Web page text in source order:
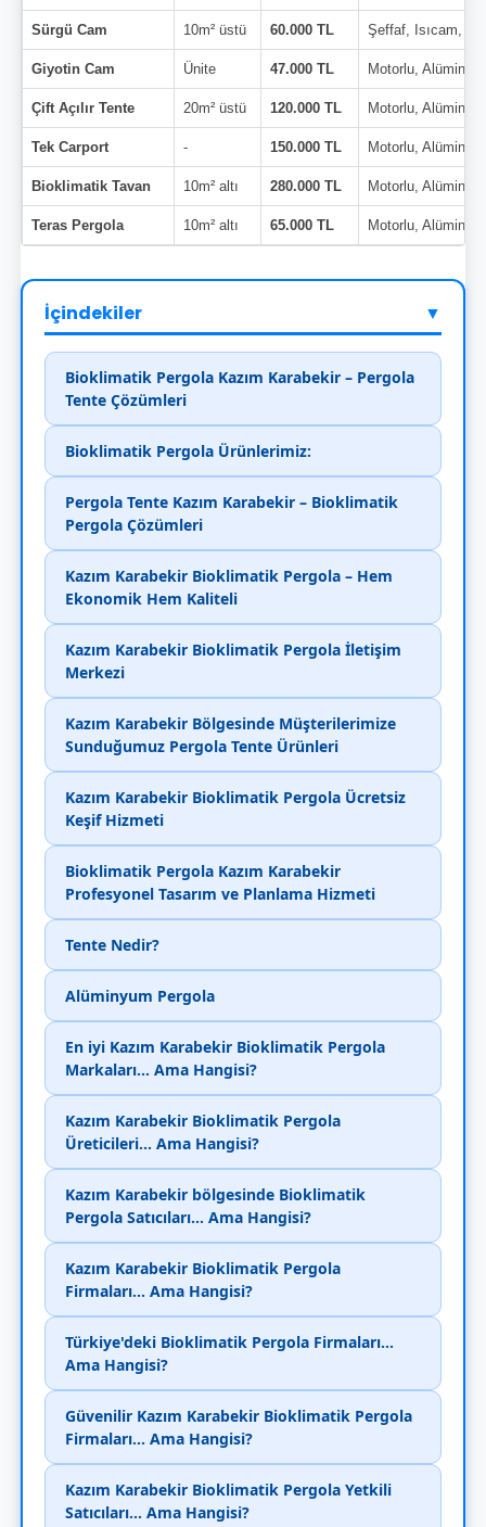
Sürgü Cam 10m² üstü 60.000 TL Şeffaf, Isıcam,
Giyotin Cam Ünite 47.000 TL Motorlu,
Çift Açılır Tente 20m² üstü 120.000 TL Motorlu,
Tek Carport - 150.000 TL Motorlu,
Bioklimatik Tavan 10m² altı 280.000 TL Motorlu,
Teras Pergola 10m² altı 65.000 TL Motorlu,
İçindekiler ▼
Bioklimatik Pergola Kazım Karabekir – Pergola
Tente Çözümleri
Bioklimatik Pergola Ürünlerimiz:
Pergola Tente Kazım Karabekir – Bioklimatik
Pergola Çözümleri
Kazım Karabekir Bioklimatik Pergola – Hem
Ekonomik Hem Kaliteli
Kazım Karabekir Bioklimatik Pergola İletişim
Merkezi
Kazım Karabekir Bölgesinde Müşterilerimize
Sunduğumuz Pergola Tente Ürünleri
Kazım Karabekir Bioklimatik Pergola Ücretsiz
Keşif Hizmeti
Bioklimatik Pergola Kazım Karabekir
Profesyonel Tasarım ve Planlama Hizmeti
Tente Nedir?
Alüminyum Pergola
En iyi Kazım Karabekir Bioklimatik Pergola
Markaları... Ama Hangisi?
Kazım Karabekir Bioklimatik Pergola
Üreticileri... Ama Hangisi?
Kazım Karabekir bölgesinde Bioklimatik
Pergola Satıcıları... Ama Hangisi?
Kazım Karabekir Bioklimatik Pergola
Firmaları... Ama Hangisi?
Türkiye'deki Bioklimatik Pergola Firmaları...
Ama Hangisi?
Güvenilir Kazım Karabekir Bioklimatik Pergola
Firmaları... Ama Hangisi?
Kazım Karabekir Bioklimatik Pergola Yetkili
Satıcıları... Ama Hangisi?